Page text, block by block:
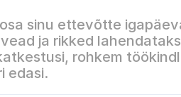
sinu ettevõtte
ja rikked
rohkem
edasi.